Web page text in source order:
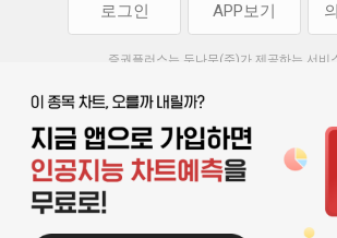
로그인 APP보기
증권플러스는 두나무(주)가 제공하는 서비
투자 참고사항이며, 정보 제공 과정에서 오류나 지연이
두나무(주)는 제공된 정보에 의한 투자 결과에 대하
부담하지 않습니다. 본 서비스에서 제공되는 정보의 무
이용약관 | 청소년보호정책 개인정보
기사배열 기본방침 | 고객센터 |
오
서울특별시 서초구 강남대로 369, 15
사업자 등록번호 119-86-